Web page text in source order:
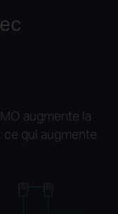
augmente la
qui augmente